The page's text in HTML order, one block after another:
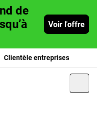
de
Voir l'offre
Clientèle entreprises